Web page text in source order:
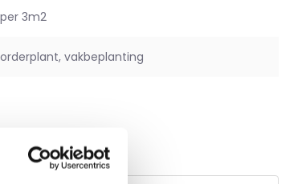
per 3m2
vakbeplanting